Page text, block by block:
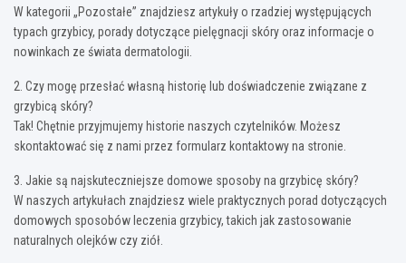
W kategorii „Pozostałe” znajdziesz artykuły o rzadziej występujących
typach grzybicy, porady dotyczące pielęgnacji skóry oraz informacje o
nowinkach ze świata dermatologii.
2. Czy mogę przesłać własną historię lub doświadczenie związane z
grzybicą skóry?
Tak! Chętnie przyjmujemy historie naszych czytelników. Możesz
skontaktować się z nami przez formularz kontaktowy na stronie.
3. Jakie są najskuteczniejsze domowe sposoby na grzybicę skóry?
W naszych artykułach znajdziesz wiele praktycznych porad dotyczących
domowych sposobów leczenia grzybicy, takich jak zastosowanie
naturalnych olejków czy ziół.